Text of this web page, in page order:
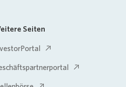
Seiten